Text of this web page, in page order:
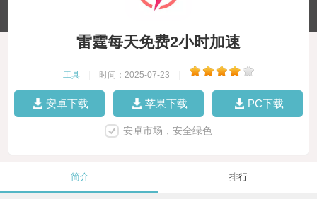
雷霆每天免费2小时加速
工具 时间：2025-07-23
安卓下载 苹果下载 PC下载
安卓市场，安全绿色
简介 排行